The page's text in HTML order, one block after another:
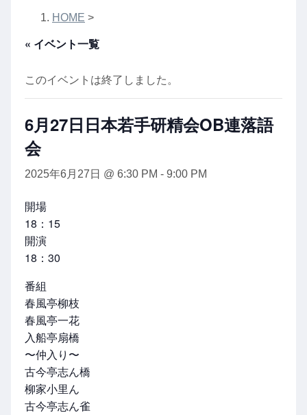
HOME >
« イベント一覧
このイベントは終了しました。
6月27日日本若手研精会OB連落語
会
2025年6月27日 @ 6:30 PM - 9:00 PM
開場
18：15
開演
18：30
番組
春風亭柳枝
春風亭一花
入船亭扇橋
〜仲入り〜
古今亭志ん橋
柳家小里ん
古今亭志ん雀